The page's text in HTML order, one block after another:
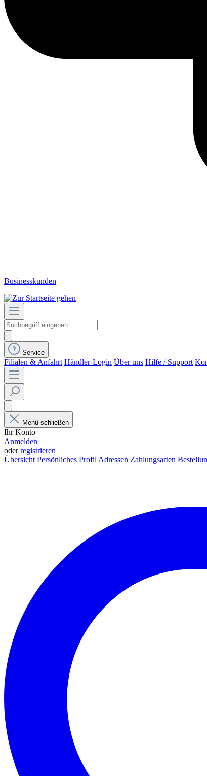
Businesskunden
Service
Filialen & Anfahrt Händler-Login Über uns Hilfe / Support
Menü schließen
Ihr Konto
Anmelden
oderregistrieren
ÜbersichtPersönliches ProfilAdressen Zahlungsarten